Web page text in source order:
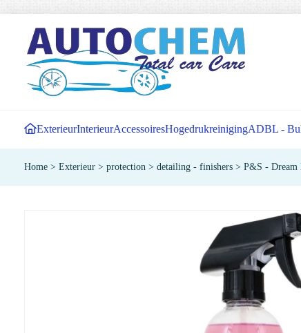
ExterieurInterieurAccessoiresHogedrukreinigingADBL -
Home > Exterieur > protection > detailing - finishers > P&S - Dream